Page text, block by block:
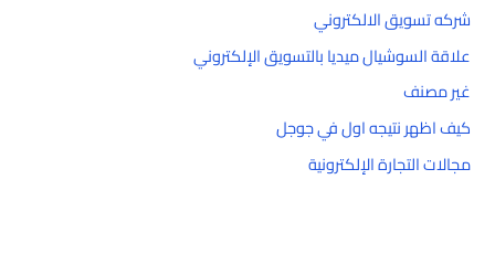
شركه تسويق الالكتروني
علاقة السوشيال ميديا بالتسويق الإلكتروني
غير مصنف
كيف اظهر نتيجه اول في جوجل
مجالات التجارة الإلكترونية